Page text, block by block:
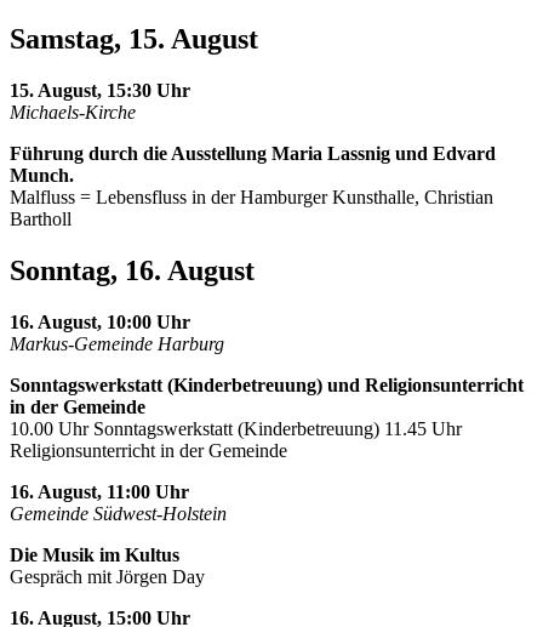
Samstag, 15. August
15. August, 15:30 Uhr
Michaels-Kirche
Führung durch die Ausstellung Maria Lassnig und Edvard
Munch.
Malfluss = Lebensfluss in der Hamburger Kunsthalle, Christian
Bartholl
Sonntag, 16. August
16. August, 10:00 Uhr
Markus-Gemeinde Harburg
Sonntagswerkstatt (Kinderbetreuung) und Religionsunterricht
in der Gemeinde
10.00 Uhr Sonntagswerkstatt (Kinderbetreuung) 11.45 Uhr
Religionsunterricht in der Gemeinde
16. August, 11:00 Uhr
Gemeinde Südwest-Holstein
Die Musik im Kultus
Gespräch mit Jörgen Day
16. August, 15:00 Uhr